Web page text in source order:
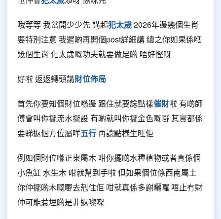
哦等等 我岔開少少先 講起犯太歲2026年邊幾個生肖
要特別注意 我遲啲再開個post詳細講 總之你如果係嗰
幾個生肖 化太歲嘅功夫就要做足啲 唔好慳呀
好啦 返返轉頭講財位佈局
首先你要知個財位喺邊 跟住就要諗點樣催財啦 有啲師
傅會叫你擺流水擺設 有啲就叫你擺金色嘅嘢 其實都係
要睇返個方位屬咩五行再諗點樣生旺佢
例如個財位喺正東屬木 咁你擺啲水種植物或者真係個
小魚缸 水生木 咁就幫到手啦 但如果個位係西南屬土
你仲擺啲木嘅嘢去剋住佢 咁就真係多謝曬囉 唔止冇財
仲可能惹埋啲是非返嚟㗎